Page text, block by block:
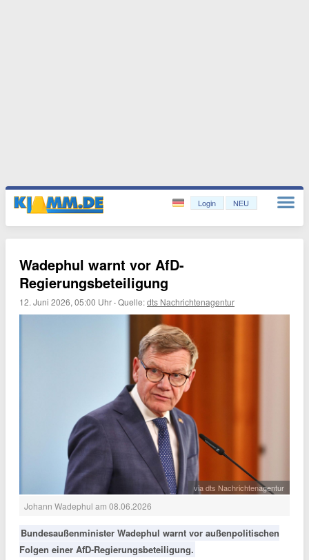
Login NEU
Wadephul warnt vor AfD-
Regierungsbeteiligung
12. Juni 2026, 05:00 Uhr ·Quelle:dts Nachrichtenagentur
via dts Nachrichtenagentur
Johann Wadephul am 08.06.2026
Bundesaußenminister Wadephul warnt vor außenpolitischen
Folgen einer AfD-Regierungsbeteiligung.